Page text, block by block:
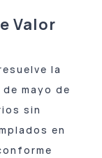
Valor
la
mayo de
sin
en